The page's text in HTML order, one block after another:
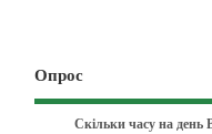
Опрос
Скільки часу на день